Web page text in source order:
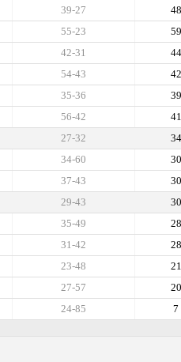
48
39-27
59
55-23
44
42-31
42
54-43
39
35-36
41
56-42
34
27-32
30
34-60
30
37-43
30
29-43
28
35-49
28
31-42
21
23-48
20
27-57
7
24-85